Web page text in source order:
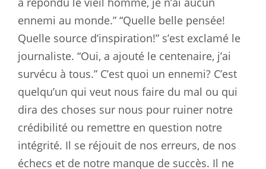
ennemi au monde.” “Quelle belle pensée!
Quelle source d’inspiration!” s’est exclamé le
journaliste. “Oui, a ajouté le centenaire, j’ai
survécu à tous.” C’est quoi un ennemi? C’est
quelqu’un qui veut nous faire du mal ou qui
dira des choses sur nous pour ruiner notre
crédibilité ou remettre en question notre
intégrité. Il se réjouit de nos erreurs, de nos
échecs et de notre manque de succès. Il ne